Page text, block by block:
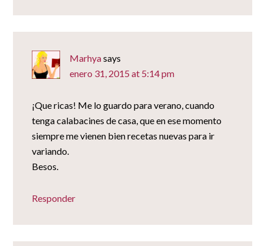
Marhyasays
enero 31, 2015 at 5:14 pm
¡Que ricas! Me lo guardo para verano, cuando
tenga calabacines de casa, que en ese momento
siempre me vienen bien recetas nuevas para ir
variando.
Besos.
Responder